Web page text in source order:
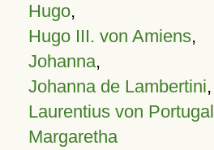
Hugo,
Hugo III. von Amiens,
Johanna,
Johanna de Lambertini,
Laurentius von Portugal
Margaretha